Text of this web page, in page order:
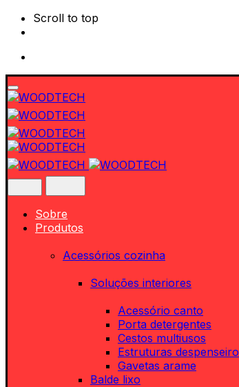
Scroll to top
Skip
to
content
Sobre
Produtos
Acessórios cozinha
Soluções interiores
Acessório canto
Porta detergentes
Cestos multiusos
Estruturas despenseiro
Gavetas arame
Balde lixo